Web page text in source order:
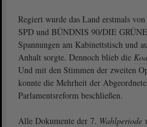
Regiert wurde das Land erstmals
SPD und BÜNDNIS 90/DIE
Spannungen am Kabinettstisch und
Anhalt sorgte. Dennoch blieb die
Und mit den Stimmen der zweiten
konnte die Mehrheit der
Parlamentsreform beschließen.
Alle Dokumente der 7. Wahlperiode